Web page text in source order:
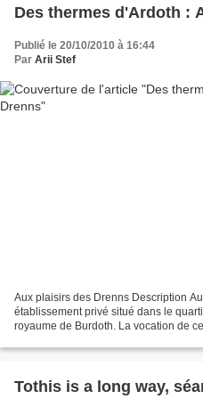
Des thermes d'Ardoth :
Publié le 20/10/2010 à 16:44
Par Arii Stef
Aux plaisirs des Drenns Description
établissement privé situé dans le
royaume de Burdoth. La vocation de
Tothis is a long way,